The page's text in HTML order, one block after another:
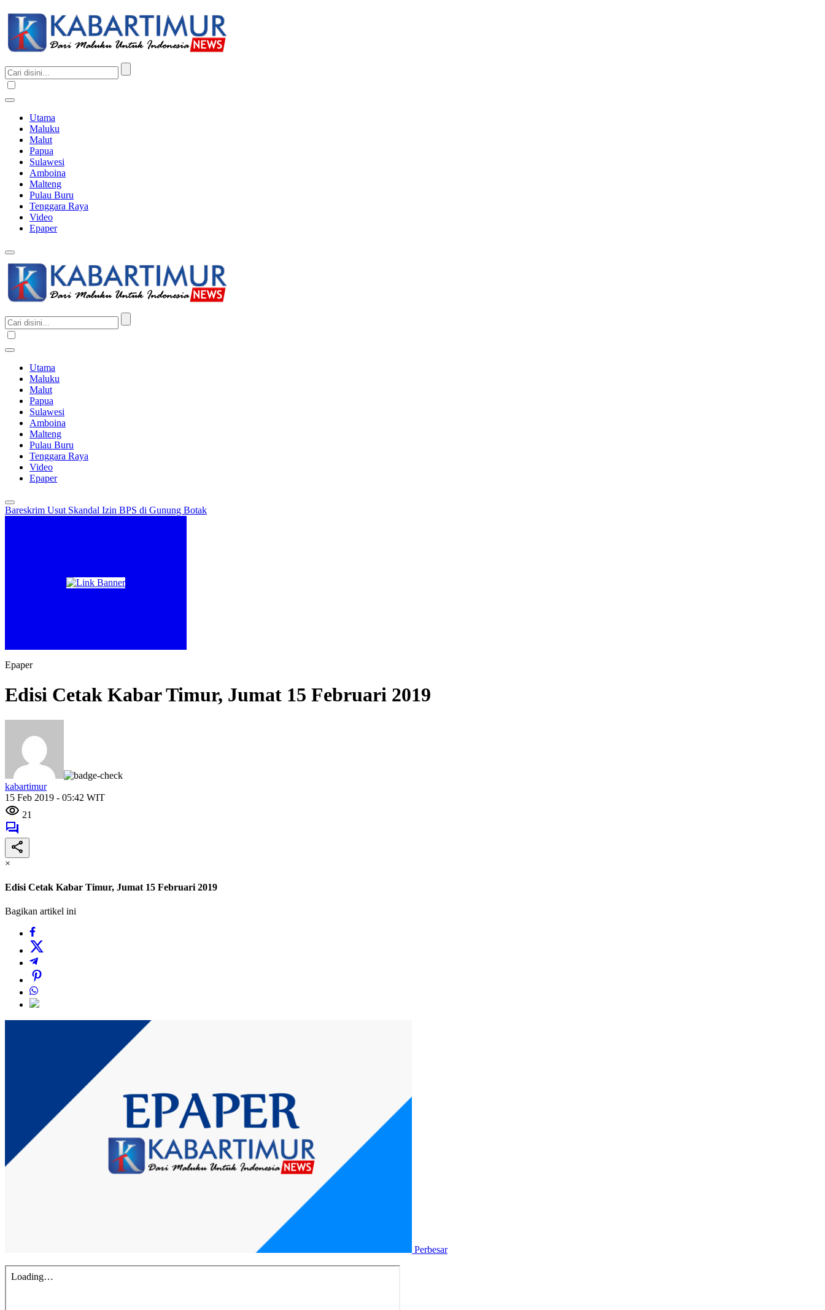
Utama
Maluku
Malut
Papua
Sulawesi
Amboina
Malteng
Pulau Buru
Tenggara Raya
Video
Epaper
Utama
Maluku
Malut
Papua
Sulawesi
Amboina
Malteng
Pulau Buru
Tenggara Raya
Video
Epaper
Bareskrim Usut Skandal Izin BPS di Gunung Botak
Epaper
Edisi Cetak Kabar Timur, Jumat 15 Februari 2019
kabartimur
15 Feb 2019 - 05:42 WIT
21
×
Edisi Cetak Kabar Timur, Jumat 15 Februari 2019
Bagikan artikel ini
Perbesar